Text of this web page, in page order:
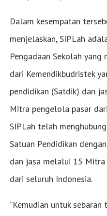
Dalam kesempatan
menjelaskan, SIPLah
Pengadaan Sekolah
dari Kemendikbudristek
pendidikan (Satdik) dan
Mitra pengelola pasar
SIPLah telah
Satuan Pendidikan
dan jasa melalui 15
dari seluruh Indonesia.
”Kemudian untuk